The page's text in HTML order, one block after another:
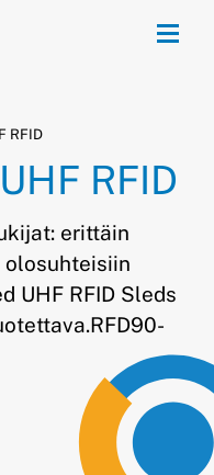
Avaa
RFID
RFID
erittäin
UHF RFID Sleds